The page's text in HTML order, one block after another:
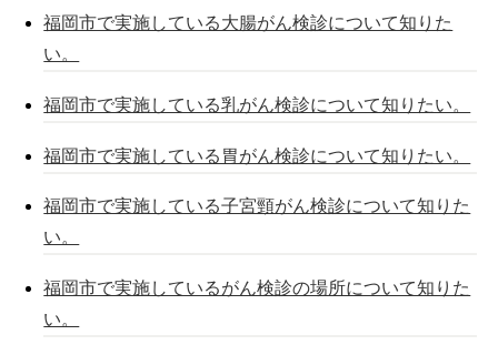
福岡市で実施している大腸がん検診について知りた
い。
福岡市で実施している乳がん検診について知りたい。
福岡市で実施している胃がん検診について知りたい。
福岡市で実施している子宮頸がん検診について知りた
い。
福岡市で実施しているがん検診の場所について知りた
い。